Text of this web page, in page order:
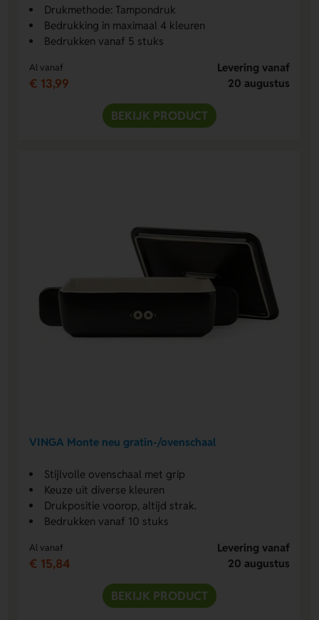
Drukmethode: Tampondruk
Bedrukking in maximaal 4 kleuren
Bedrukken vanaf 5 stuks
Al vanaf
€ 13,99
Levering vanaf
20 augustus
BEKIJK PRODUCT
VINGA Monte neu gratin-/ovenschaal
Stijlvolle ovenschaal met grip
Keuze uit diverse kleuren
Drukpositie voorop, altijd strak.
Bedrukken vanaf 10 stuks
Al vanaf
€ 15,84
Levering vanaf
20 augustus
BEKIJK PRODUCT